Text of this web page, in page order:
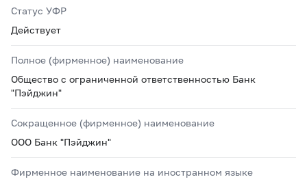
Статус УФР
Действует
Полное (фирменное) наименование
Общество с ограниченной ответственностью Банк
"Пэйджин"
Сокращенное (фирменное) наименование
ООО Банк "Пэйджин"
Фирменное наименование на иностранном языке